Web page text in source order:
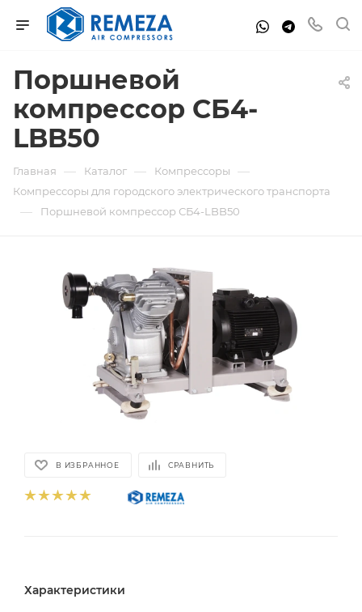
Поршневой
компрессор СБ4-
LBB50
Главная — Каталог — Компрессоры —
Компрессоры для городского электрического транспорта
— Поршневой компрессор СБ4-LBB50
В ИЗБРАННОЕ СРАВНИТЬ
Характеристики